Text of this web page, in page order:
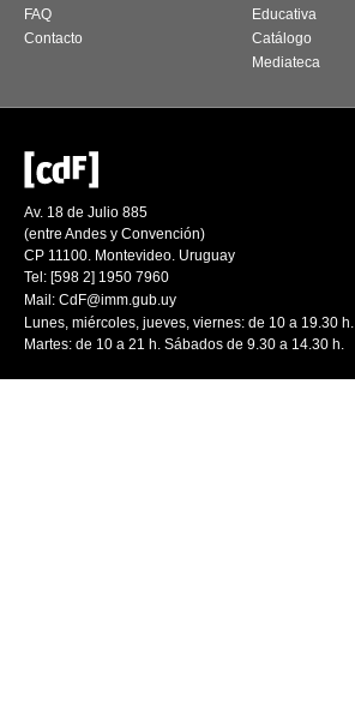
FAQ
Contacto
Educativa
Catálogo
Mediateca
Av. 18 de Julio 885
(entre Andes y Convención)
CP 11100. Montevideo. Uruguay
Tel: [598 2] 1950 7960
Mail: CdF@imm.gub.uy
Lunes, miércoles, jueves, viernes: de 10 a 19.30 h.
Martes: de 10 a 21 h. Sábados de 9.30 a 14.30 h.